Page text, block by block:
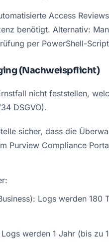
Access
benötigt. Alternativ:
per PowerShell-
(Nachweispflicht)
nicht feststellen,
DSGVO).
sicher, dass die
Purview Compliance
Logs werden 180
werden 1 Jahr (bis zu